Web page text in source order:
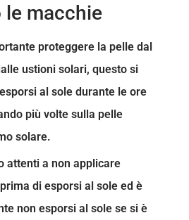
le macchie
proteggere la pelle dal
ustioni solari, questo si
al sole durante le ore
più volte sulla pelle
solare.
attenti a non applicare
di esporsi al sole ed è
non esporsi al sole se si è